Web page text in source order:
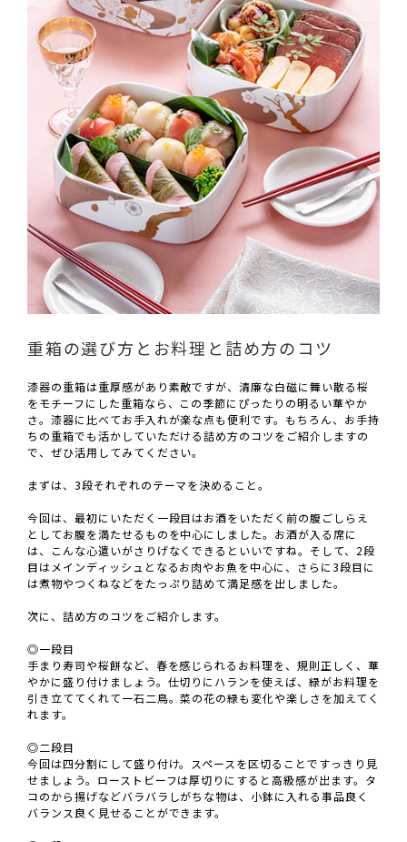
重箱の選び方とお料理と詰め方のコツ
漆器の重箱は重厚感があり素敵ですが、清廉な白磁に舞い散る桜
をモチーフにした重箱なら、この季節にぴったりの明るい華やか
さ。漆器に比べてお手入れが楽な点も便利です。もちろん、お手持
ちの重箱でも活かしていただける詰め方のコツをご紹介しますの
で、ぜひ活用してみてください。
まずは、3段それぞれのテーマを決めること。
今回は、最初にいただく一段目はお酒をいただく前の腹ごしらえ
としてお腹を満たせるものを中心にしました。お酒が入る席に
は、こんな心遣いがさりげなくできるといいですね。そして、2段
目はメインディッシュとなるお肉やお魚を中心に、さらに3段目に
は煮物やつくねなどをたっぷり詰めて満足感を出しました。
次に、詰め方のコツをご紹介します。
◎一段目
手まり寿司や桜餅など、春を感じられるお料理を、規則正しく、華
やかに盛り付けましょう。仕切りにハランを使えば、緑がお料理を
引き立ててくれて一石二鳥。菜の花の緑も変化や楽しさを加えてく
れます。
◎二段目
今回は四分割にして盛り付け。スペースを区切ることですっきり見
せましょう。ローストビーフは厚切りにすると高級感が出ます。タ
コのから揚げなどバラバラしがちな物は、小鉢に入れる事品良く
バランス良く見せることができます。